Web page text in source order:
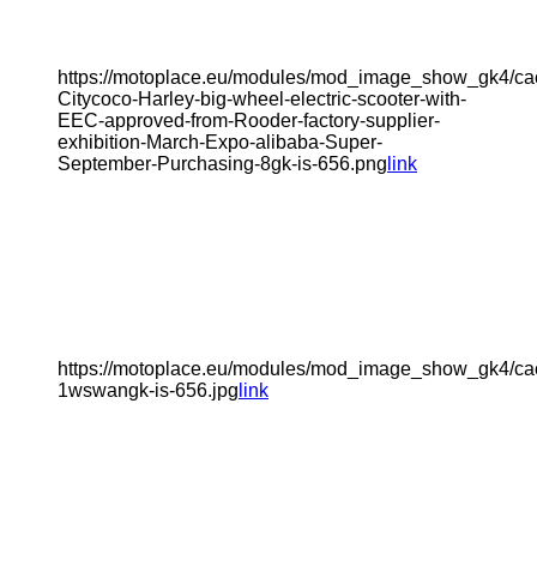
https://motoplace.eu/modules/mod_image_show_gk4/
Citycoco-Harley-big-wheel-electric-scooter-with-
EEC-approved-from-Rooder-factory-supplier-
exhibition-March-Expo-alibaba-Super-
September-Purchasing-8gk-is-656.png link
https://motoplace.eu/modules/mod_image_show_gk4/
1wswangk-is-656.jpg link